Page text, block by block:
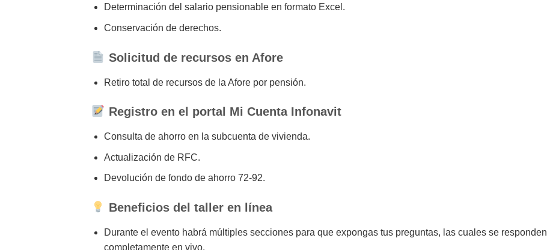
Determinación del salario pensionable en formato Excel.
Conservación de derechos.
Solicitud de recursos en Afore
Retiro total de recursos de la Afore por pensión.
Registro en el portal Mi Cuenta Infonavit
Consulta de ahorro en la subcuenta de vivienda.
Actualización de RFC.
Devolución de fondo de ahorro 72-92.
Beneficios del taller en línea
Durante el evento habrá múltiples secciones para que expongas tus preguntas, las cuales se responden
completamente en vivo.